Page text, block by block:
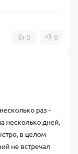
👍 0 👎 0
раз -
несколько дней,
в целом
не встречал